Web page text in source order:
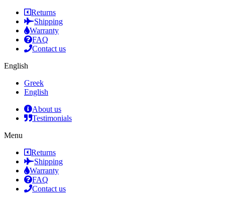
Returns
Shipping
Warranty
FAQ
Contact us
English
Greek
English
About us
Testimonials
Menu
Returns
Shipping
Warranty
FAQ
Contact us